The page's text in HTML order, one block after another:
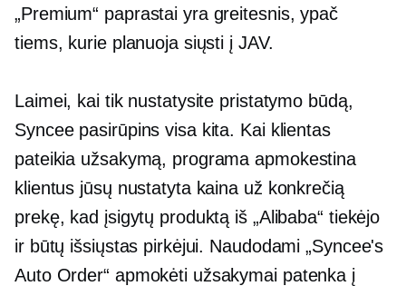
„Premium“ paprastai yra greitesnis, ypač
tiems, kurie planuoja siųsti į JAV.
Laimei, kai tik nustatysite pristatymo būdą,
Syncee pasirūpins visa kita. Kai klientas
pateikia užsakymą, programa apmokestina
klientus jūsų nustatyta kaina už konkrečią
prekę, kad įsigytų produktą iš „Alibaba“ tiekėjo
ir būtų išsiųstas pirkėjui. Naudodami „Syncee's
Auto Order“ apmokėti užsakymai patenka į